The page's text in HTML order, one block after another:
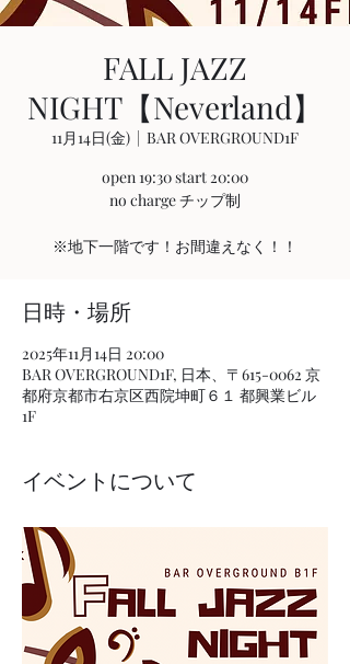
FALL JAZZ
NIGHT【Neverland】
11月14日(金)
  |
BAR OVERGROUND1F
open 19:30 start 20:00
no charge チップ制
※地下一階です！お間違えなく！！
日時・場所
2025年11月14日 20:00
BAR OVERGROUND1F, 日本、〒615-0062 京
都府京都市右京区西院坤町６１ 都興業ビル
1F
イベントについて